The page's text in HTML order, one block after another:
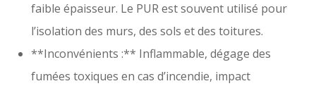
faible épaisseur. Le PUR est souvent utilisé pour
l’isolation des murs, des sols et des toitures.
**Inconvénients :** Inflammable, dégage des
fumées toxiques en cas d’incendie, impact